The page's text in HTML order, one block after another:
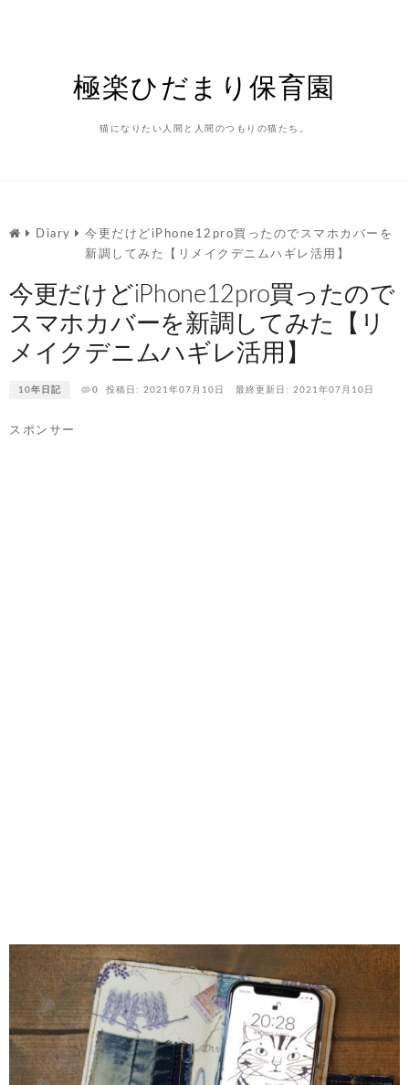
極楽ひだまり保育園
猫になりたい人間と人間のつもりの猫たち。
Diary
今更だけどiPhone12pro買ったのでスマホカバーを
新調してみた【リメイクデニムハギレ活用】
今更だけどiPhone12pro買ったので
スマホカバーを新調してみた【リ
メイクデニムハギレ活用】
10年日記 0 投稿日: 2021年07月10日 最終更新日: 2021年07月10日
スポンサー